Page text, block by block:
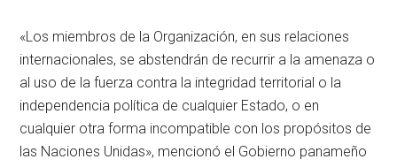
«Los miembros de la Organización, en sus relaciones
internacionales, se abstendrán de recurrir a la amenaza o
al uso de la fuerza contra la integridad territorial o la
independencia política de cualquier Estado, o en
cualquier otra forma incompatible con los propósitos de
las Naciones Unidas», mencionó el Gobierno panameño